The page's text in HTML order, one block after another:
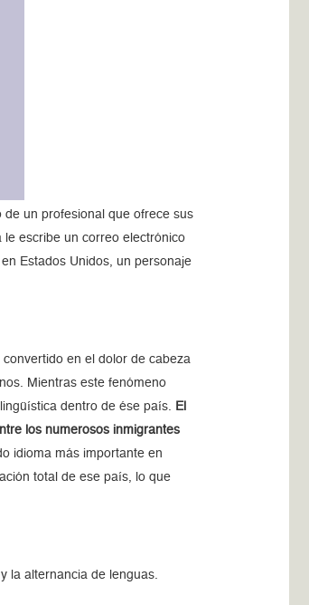
de un profesional que ofrece sus
escribe un correo electrónico
Estados Unidos, un personaje
en el dolor de cabeza
Mientras este fenómeno
dentro de ése país.
El
los numerosos inmigrantes
idioma más importante en
total de ese país, lo que
la alternancia de lenguas.